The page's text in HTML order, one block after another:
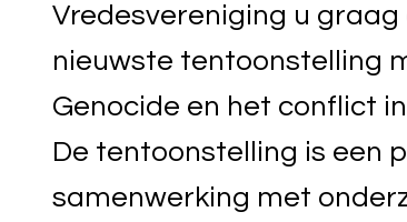
Vredesvereniging u
nieuwste tentoonstelling
Genocide en het conflict
De tentoonstelling is een
samenwerking met